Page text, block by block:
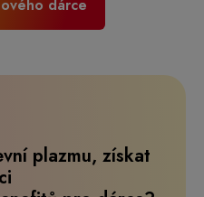
dárce
plazmu, získat